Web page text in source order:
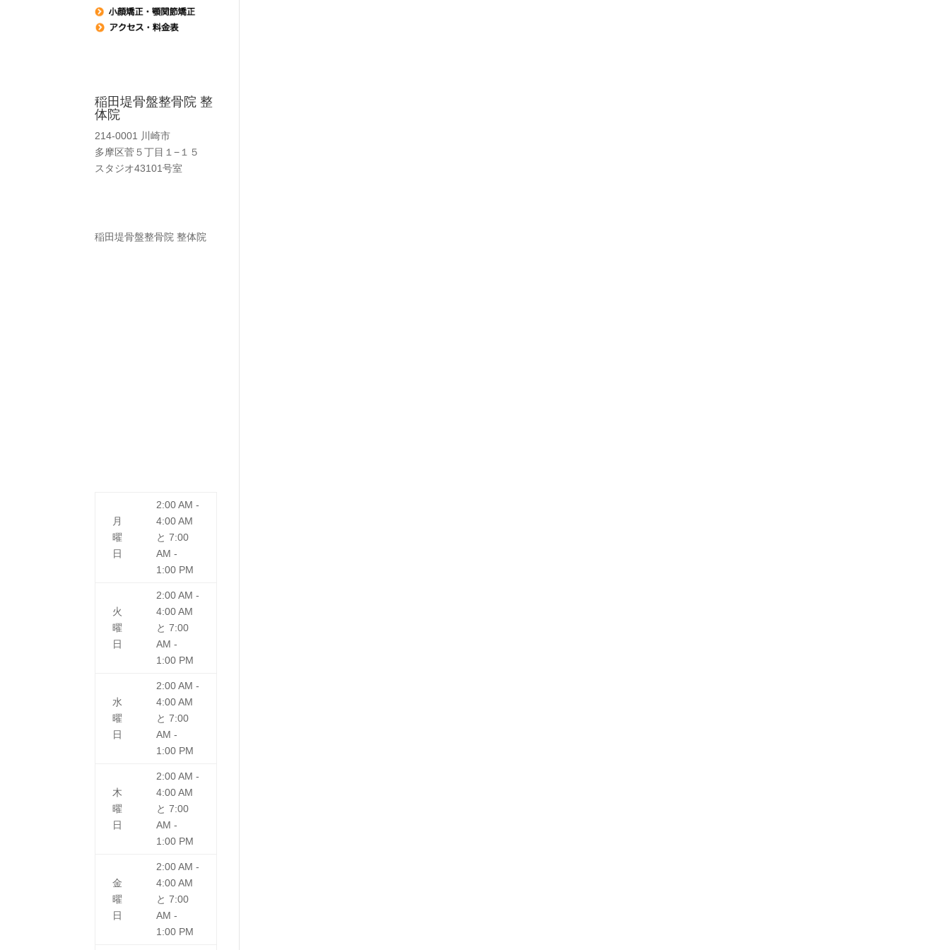
稲田堤骨盤整骨院 整
体院
214-0001
川崎市
多摩区菅５丁目１−１５
スタジオ43101号室
稲田堤骨盤整骨院 整体院
月
曜
日
2:00 AM -
4:00 AM
と7:00
AM -
1:00 PM
火
曜
日
2:00 AM -
4:00 AM
と7:00
AM -
1:00 PM
水
曜
日
2:00 AM -
4:00 AM
と7:00
AM -
1:00 PM
木
曜
日
2:00 AM -
4:00 AM
と7:00
AM -
1:00 PM
金
曜
日
2:00 AM -
4:00 AM
と7:00
AM -
1:00 PM